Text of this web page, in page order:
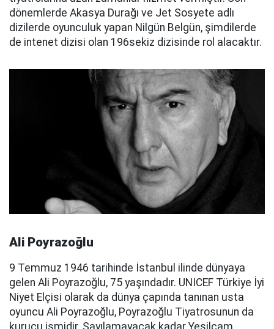
dönemlerde Akasya Durağı ve Jet Sosyete adlı
dizilerde oyunculuk yapan Nilgün Belgün, şimdilerde
de intenet dizisi olan 196sekiz dizisinde rol alacaktır.
Ali Poyrazoğlu
9 Temmuz 1946 tarihinde İstanbul ilinde dünyaya
gelen Ali Poyrazoğlu, 75 yaşındadır. UNICEF Türkiye İyi
Niyet Elçisi olarak da dünya çapında tanınan usta
oyuncu Ali Poyrazoğlu, Poyrazoğlu Tiyatrosunun da
kurucu ismidir. Sayılamayacak kadar Yeşilçam